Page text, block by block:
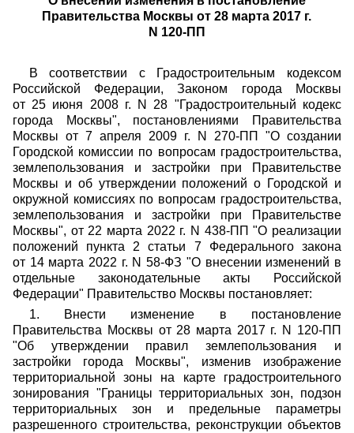
Правительства Москвы от 28 марта 2017 г.
N 120-ПП
В соответствии с Градостроительным кодексом
Российской Федерации, Законом города Москвы
от 25 июня 2008 г. N 28 "Градостроительный кодекс
города Москвы", постановлениями Правительства
Москвы от 7 апреля 2009 г. N 270-ПП
"О создании
Городской комиссии по вопросам градостроительства,
землепользования и застройки при Правительстве
Москвы и об утверждении положений о Городской и
окружной комиссиях по вопросам градостроительства,
землепользования и застройки при Правительстве
Москвы", от 22 марта 2022 г. N 438-ПП "О реализации
положений пункта 2 статьи 7 Федерального закона
от 14 марта 2022 г. N 58-ФЗ "О внесении изменений в
отдельные законодательные акты Российской
Федерации" Правительство Москвы постановляет:
1. Внести изменение в постановление
Правительства Москвы от 28 марта 2017 г. N 120-ПП
"Об утверждении правил землепользования и
застройки города Москвы", изменив изображение
территориальной зоны на карте градостроительного
зонирования "Границы территориальных зон, подзон
территориальных зон и предельные параметры
разрешенного строительства, реконструкции объектов